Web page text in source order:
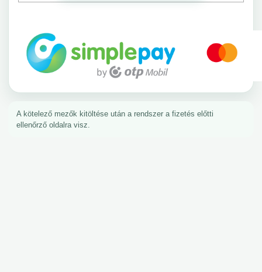
A kötelező mezők kitöltése után a rendszer a fizetés előtti
ellenőrző oldalra visz.